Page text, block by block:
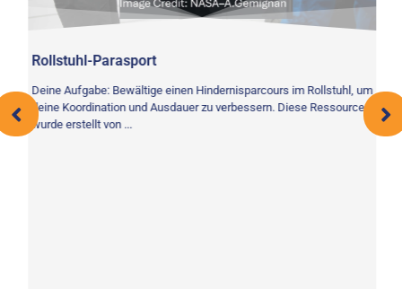
Rollstuhl-Parasport
Deine Aufgabe: Bewältige einen Hindernisparcours im Rollstuhl, um
deine Koordination und Ausdauer zu verbessern. Diese Ressource
wurde erstellt von ...